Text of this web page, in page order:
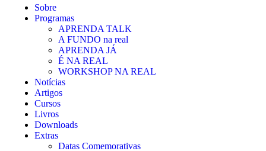
Sobre
Programas
APRENDA TALK
A FUNDO na real
APRENDA JÁ
É NA REAL
WORKSHOP NA REAL
Notícias
Artigos
Cursos
Livros
Downloads
Extras
Datas Comemorativas